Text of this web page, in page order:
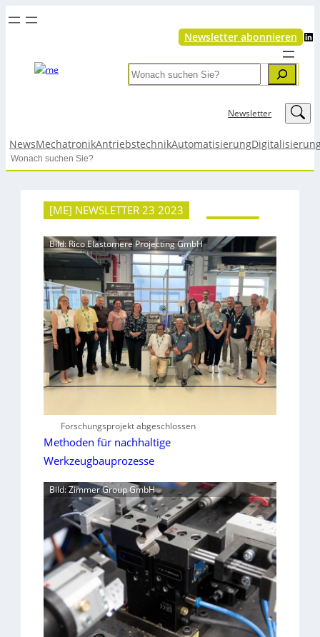
Newsletter abonnieren LinkedIn
Search
Newsletter LinkedIn
NewsMechatronikAntriebstechnikAutomatisierung
Search
[ME] NEWSLETTER 23 2023
Bild: Rico Elastomere Projecting GmbH
Forschungsprojekt abgeschlossen
Methoden für nachhaltige
Werkzeugbauprozesse
Bild: Zimmer Group GmbH